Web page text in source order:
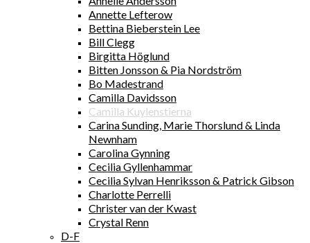
Annette Lefterow
Bettina Bieberstein Lee
Bill Clegg
Birgitta Höglund
Bitten Jonsson & Pia Nordström
Bo Madestrand
Camilla Davidsson
Camilla Kuylenstierna
Carina Sunding, Marie Thorslund & Linda
Newnham
Carolina Gynning
Cecilia Gyllenhammar
Cecilia Sylvan Henriksson & Patrick Gibson
Charlotte Perrelli
Christer van der Kwast
Crystal Renn
D-F